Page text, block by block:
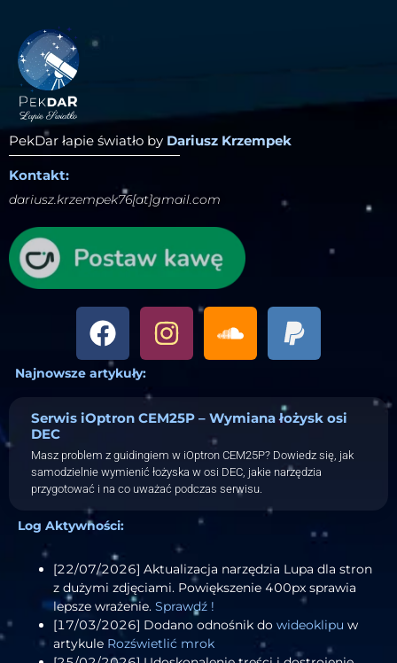
PekDar łapie światło by Dariusz Krzempek
Kontakt:
dariusz.krzempek76[at]gmail.com
Najnowsze artykuły:
Serwis iOptron CEM25P – Wymiana łożysk osi
DEC
Masz problem z guidingiem w iOptron CEM25P? Dowiedz się, jak
samodzielnie wymienić łożyska w osi DEC, jakie narzędzia
przygotować i na co uważać podczas serwisu.
Log Aktywności:
[22/07/2026] Aktualizacja narzędzia Lupa dla stron
z dużymi zdjęciami. Powiększenie 400px sprawia
lepsze wrażenie. Sprawdź !
[17/03/2026] Dodano odnośnik do wideoklipu w
artykule Rozświetlić mrok